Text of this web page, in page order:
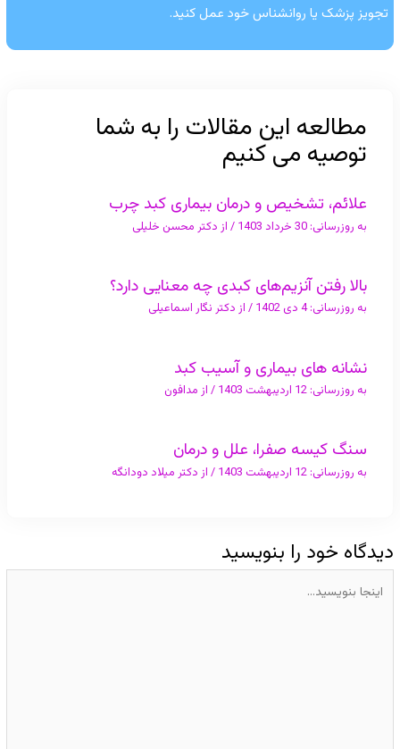
تجویز پزشک یا روانشناس خود عمل کنید.
مطالعه این مقالات را به شما
توصیه می کنیم
علائم، تشخیص و درمان بیماری کبد چرب
به روزرسانی: 30 خرداد 1403 / از دکتر محسن خلیلی
بالا رفتن آنزیم‌های کبدی چه معنایی دارد؟
به روزرسانی:4 دی 1402 / از دکتر نگار اسماعیلی
نشانه های بیماری و آسیب کبد
به روزرسانی: 12 اردیبهشت 1403 / از مدافون
سنگ کیسه صفرا، علل و درمان
به روزرسانی: 12 اردیبهشت 1403 / از دکتر میلاد دودانگه
دیدگاه‌ خود را بنویسید